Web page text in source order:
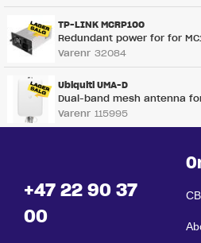
TP-LINK MCRP100
Redundant power for for
Varenr 32084
Ubiquiti UMA-D
Dual-band mesh antenna for
Varenr 115995
+47 22 90 37
00